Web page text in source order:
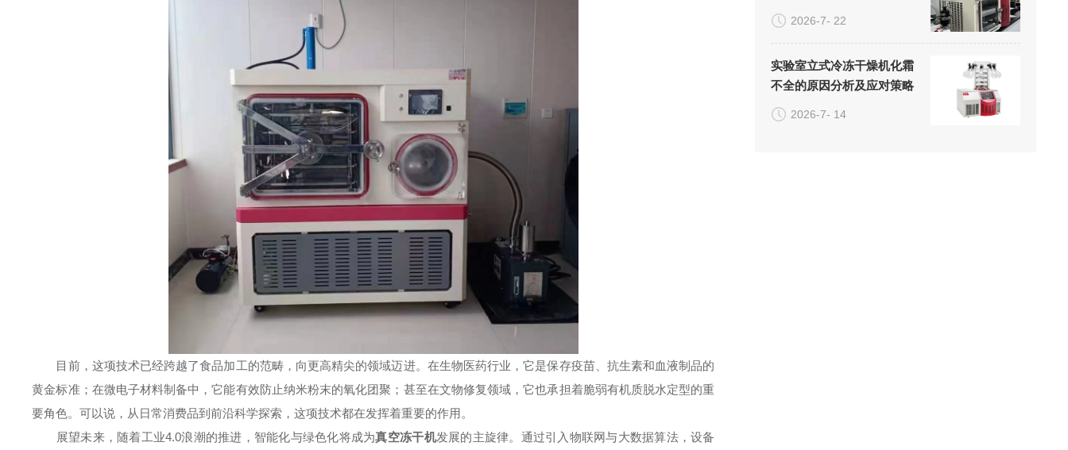
目前，这项技术已经跨越了食品加工的范畴，向更高精尖的领域迈进。在生物医药行业，它是保存疫苗、抗生素和血液制品的
黄金标准；在微电子材料制备中，它能有效防止纳米粉末的氧化团聚；甚至在文物修复领域，它也承担着脆弱有机质脱水定型的重
要角色。可以说，从日常消费品到前沿科学探索，这项技术都在发挥着重要的作用。
展望未来，随着工业4.0浪潮的推进，智能化与绿色化将成为真空冻干机发展的主旋律。通过引入物联网与大数据算法，设备
2026-7- 22
实验室立式冷冻干燥机化霜
不全的原因分析及应对策略
2026-7- 14